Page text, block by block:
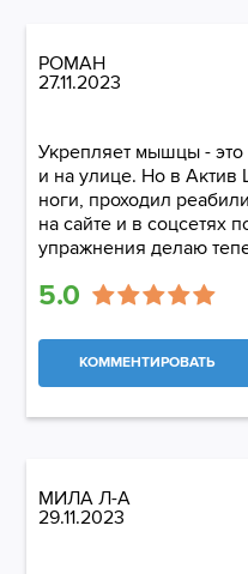
РОМАН
27.11.2023
Укрепляет мышцы - это
и на улице. Но в Актив
ноги, проходил
на сайте и в соцсетях
упражнения делаю
5.0
КОММЕНТИРОВАТЬ
МИЛА Л-А
29.11.2023